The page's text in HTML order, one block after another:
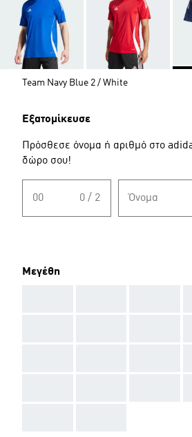
Team Navy Blue 2 / White
Εξατομίκευσε
Πρόσθεσε όνομα ή αριθμό στο
δώρο σου!
00 0 / 2 Όνομα
Μεγέθη